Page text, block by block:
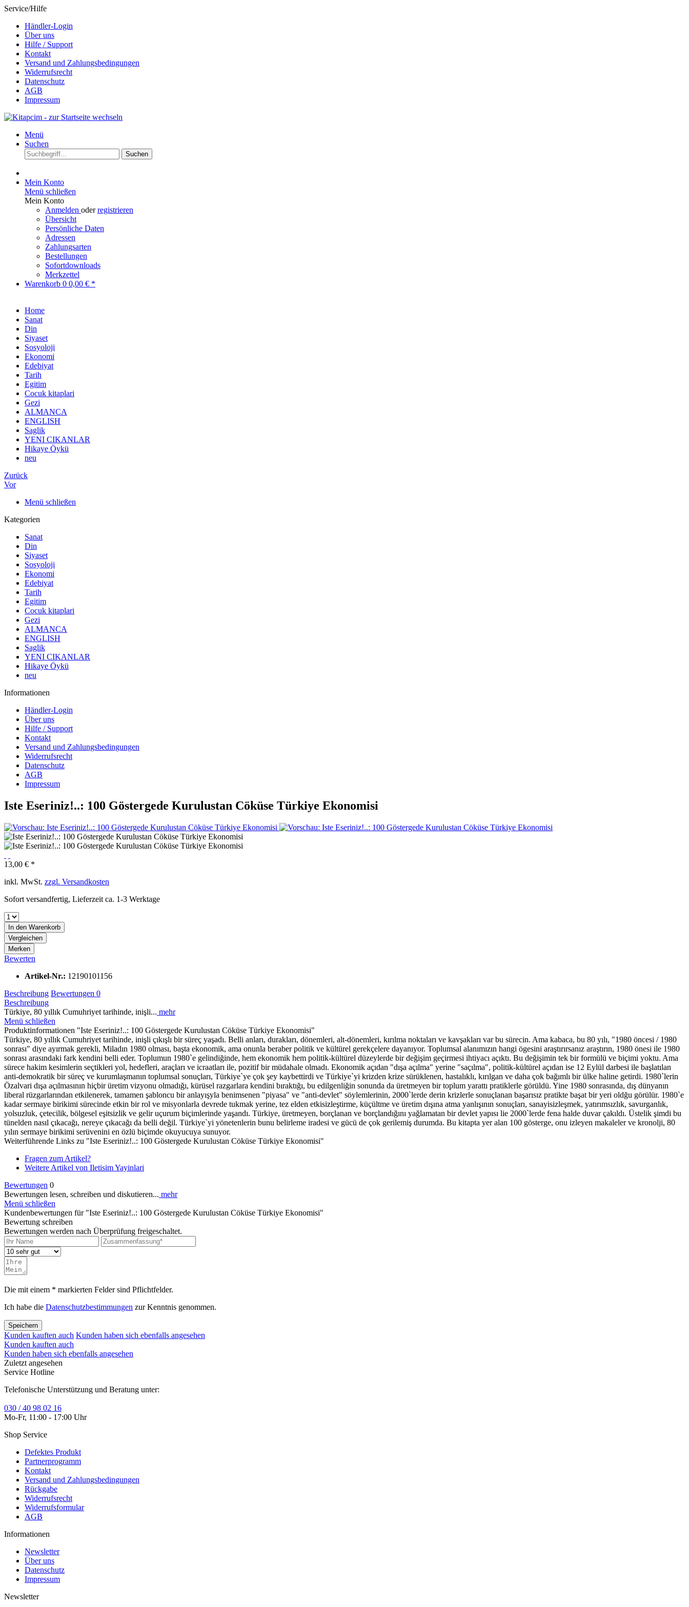
Service/Hilfe
Händler-Login
Über uns
Hilfe / Support
Kontakt
Versand und Zahlungsbedingungen
Widerrufsrecht
Datenschutz
AGB
Impressum
Menü
Suchen
Suchen
Mein Konto
Menü schließen
Mein Konto
Anmelden oderregistrieren
Übersicht
Persönliche Daten
Adressen
Zahlungsarten
Bestellungen
Sofortdownloads
Merkzettel
Warenkorb 0 0,00 € *
Home
Sanat
Din
Siyaset
Sosyoloji
Ekonomi
Edebiyat
Tarih
Egitim
Cocuk kitaplari
Gezi
ALMANCA
ENGLISH
Saglik
YENI CIKANLAR
Hikaye Öykü
neu
Zurück
Vor
Menü schließen
Kategorien
Sanat
Din
Siyaset
Sosyoloji
Ekonomi
Edebiyat
Tarih
Egitim
Cocuk kitaplari
Gezi
ALMANCA
ENGLISH
Saglik
YENI CIKANLAR
Hikaye Öykü
neu
Informationen
Händler-Login
Über uns
Hilfe / Support
Kontakt
Versand und Zahlungsbedingungen
Widerrufsrecht
Datenschutz
AGB
Impressum
Iste Eseriniz!..: 100 Göstergede Kurulustan Cöküse Türkiye Ekonomisi
13,00 € *
inkl. MwSt. zzgl. Versandkosten
Sofort versandfertig, Lieferzeit ca. 1-3 Werktage
In den Warenkorb
Vergleichen
Merken
Bewerten
Artikel-Nr.: 12190101156
Beschreibung Bewertungen 0
Beschreibung
Türkiye, 80 yıllık Cumuhriyet tarihinde, inişli... mehr
Menü schließen
Produktinformationen "Iste Eseriniz!..: 100 Göstergede Kurulustan Cöküse Türkiye Ekonomisi"
Türkiye, 80 yıllık Cumuhriyet tarihinde, inişli çıkışlı bir süreç yaşadı. Belli anları, durakları, dönemleri, alt-dönemleri, kırılma noktaları ve kavşakları var bu sürecin. Ama kabaca, bu 80 yılı, "1980 öncesi / 1980
sonrası" diye ayırmak gerekli, Miladın 1980 olması, başta ekonomik, ama onunla beraber politik ve kültürel gerekçelere dayanıyor. Toplumsal alanımızın hangi ögesini araştırırsanız araştırın, 1980 önesi ile 1980
sonrası arasındaki fark kendini belli eder. Toplumun 1980`e gelindiğinde, hem ekonomik hem politik-kültürel düzeylerde bir değişim geçirmesi ihtiyacı açıktı. Bu değişimin tek bir formülü ve biçimi yoktu. Ama
sürece hakim kesimlerin seçtikleri yol, hedefleri, araçları ve icraatları ile, pozitif bir müdahale olmadı. Ekonomik açıdan "dışa açılma" yerine "saçılma", politik-kültürel açıdan ise 12 Eylül darbesi ile başlatılan
anti-demokratik bir süreç ve kurumlaşmanın toplumsal sonuçları, Türkiye`ye çok şey kaybettirdi ve Türkiye`yi krizden krize sürüklenen, hastalıklı, kırılgan ve daha çok bağımlı bir ülke haline getirdi. 1980`lerin
Özalvari dışa açılmasının hiçbir üretim vizyonu olmadığı, kürüsel razgarlara kendini bıraktığı, bu edilgenliğin sonunda da üretmeyen bir toplum yarattı pratiklerle görüldü. Yine 1980 sonrasında, dış dünyanın
liberal rüzgarlarından etkilenerek, tamamen şabloncu bir anlayışyla benimsenen "piyasa" ve "anti-devlet" söylemlerinin, 2000`lerde derin krizlerle sonuçlanan başarısız pratikte başat bir yeri oldğu görülür. 1980`e
kadar sermaye birikimi sürecinde etkin bir rol ve misyonlarla devrede tukmak yerine, tez elden etkisizleştirme, küçültme ve üretim dışına atma yanlışının sonuçları, sanayisizleşmek, yatırımsızlık, savurganlık,
yolsuzluk, çetecilik, bölgesel eşitsizlik ve gelir uçurum biçimlerinde yaşandı. Türkiye, üretmeyen, borçlanan ve borçlandığını yağlamatan bir devlet yapısı lie 2000`lerde fena halde duvar çakıldı. Üstelik şimdi bu
tünelden nasıl çıkacağı, nereye çıkacağı da belli değil. Türkiye`yi yönetenlerin bunu belirleme iradesi ve gücü de çok gerilemiş durumda. Bu kitapta yer alan 100 gösterge, onu izleyen makaleler ve kronolji, 80
yılın sermaye birikimi serüvenini en özlü biçimde okuyucuya sunuyor.
Weiterführende Links zu "Iste Eseriniz!..: 100 Göstergede Kurulustan Cöküse Türkiye Ekonomisi"
Fragen zum Artikel?
Weitere Artikel von Iletisim Yayinlari
Bewertungen 0
Bewertungen lesen, schreiben und diskutieren... mehr
Menü schließen
Kundenbewertungen für "Iste Eseriniz!..: 100 Göstergede Kurulustan Cöküse Türkiye Ekonomisi"
Bewertung schreiben
Bewertungen werden nach Überprüfung freigeschaltet.
Die mit einem * markierten Felder sind Pflichtfelder.
Ich habe die Datenschutzbestimmungen zur Kenntnis genommen.
Speichern
Kunden kauften auch Kunden haben sich ebenfalls angesehen
Kunden kauften auch
Kunden haben sich ebenfalls angesehen
Zuletzt angesehen
Service Hotline
Telefonische Unterstützung und Beratung unter:
030 / 40 98 02 16
Mo-Fr, 11:00 - 17:00 Uhr
Shop Service
Defektes Produkt
Partnerprogramm
Kontakt
Versand und Zahlungsbedingungen
Rückgabe
Widerrufsrecht
Widerrufsformular
AGB
Informationen
Newsletter
Über uns
Datenschutz
Impressum
Newsletter